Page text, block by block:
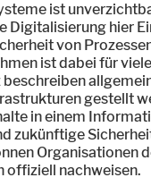
ist
Digitalisierung hier
von
ist dabei für
gestellt
in einem
zukünftige
Organisationen
offiziell nachweisen.